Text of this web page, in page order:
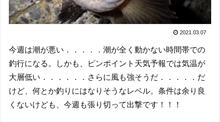
2021.03.07
今週は潮が悪い．．．．．潮が全く動かない時間帯での
釣行になる。しかも、ピンポイント天気予報では気温が
大層低い．．．．．．さらに風も強そうだ．．．．．だ
けど、何とか釣りにはなりそうなレベル。条件は余り良
くないけども、今週も張り切って出撃です！！！